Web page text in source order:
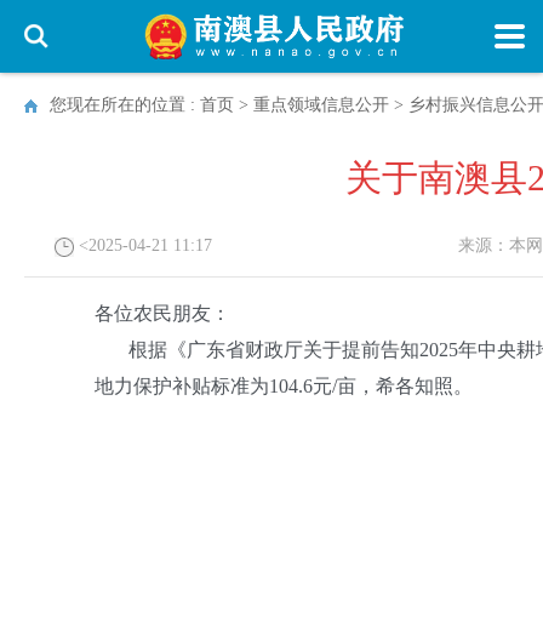
您现在所在的位置 : 首页 > 重点领域信息公开 > 乡村振兴信息公开
关于南澳县
<2025-04-21 11:17 来源： 本网
各位农民朋友：
根据《广东省财政厅关于提前告知2025年中央耕
地力保护补贴标准为104.6元/亩，希各知照。